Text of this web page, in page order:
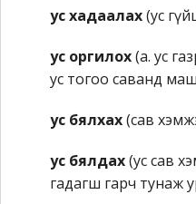
ус хадаалах(ус
ус оргилох(а. ус
ус тогоо саванд
ус бялхах(сав
ус бялдах(ус сав
гадагш гарч тунаж